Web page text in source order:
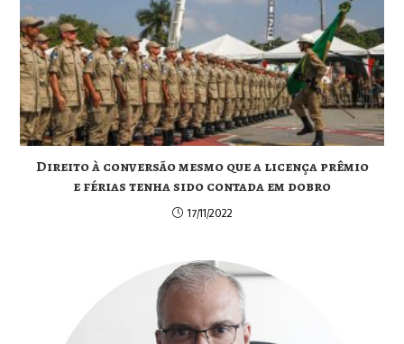
Direito à conversão mesmo que a licença prêmio
e férias tenha sido contada em dobro
17/11/2022